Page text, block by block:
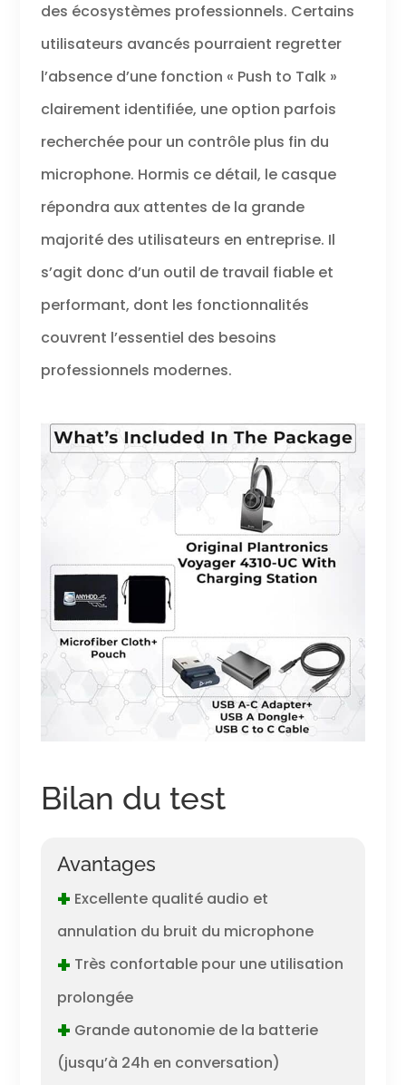
des écosystèmes professionnels. Certains
utilisateurs avancés pourraient regretter
l’absence d’une fonction « Push to Talk »
clairement identifiée, une option parfois
recherchée pour un contrôle plus fin du
microphone. Hormis ce détail, le casque
répondra aux attentes de la grande
majorité des utilisateurs en entreprise. Il
s’agit donc d’un outil de travail fiable et
performant, dont les fonctionnalités
couvrent l’essentiel des besoins
professionnels modernes.
Bilan du test
Avantages
+ Excellente qualité audio et
annulation du bruit du microphone
+ Très confortable pour une utilisation
prolongée
+ Grande autonomie de la batterie
(jusqu’à 24h en conversation)